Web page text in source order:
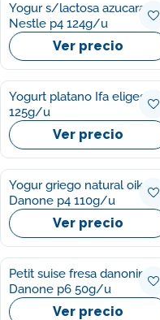
Yogur s/lactosa azucarado
Nestle p4 124g/u
Ver precio
Yogurt platano Ifa eliges p4
125g/u
Ver precio
Yogur griego natural oikos
Danone p4 110g/u
Ver precio
Petit suise fresa danonino
Danone p6 50g/u
Ver precio